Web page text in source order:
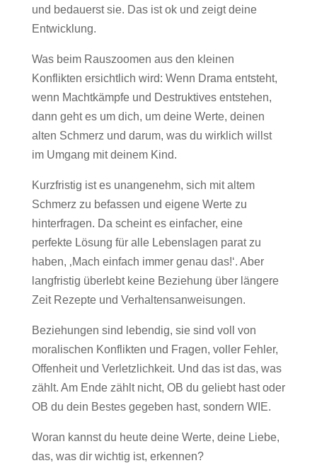
und bedauerst sie. Das ist ok und zeigt deine
Entwicklung.
Was beim Rauszoomen aus den kleinen
Konflikten ersichtlich wird: Wenn Drama entsteht,
wenn Machtkämpfe und Destruktives entstehen,
dann geht es um dich, um deine Werte, deinen
alten Schmerz und darum, was du wirklich willst
im Umgang mit deinem Kind.
Kurzfristig ist es unangenehm, sich mit altem
Schmerz zu befassen und eigene Werte zu
hinterfragen. Da scheint es einfacher, eine
perfekte Lösung für alle Lebenslagen parat zu
haben, ‚Mach einfach immer genau das!‘. Aber
langfristig überlebt keine Beziehung über längere
Zeit Rezepte und Verhaltensanweisungen.
Beziehungen sind lebendig, sie sind voll von
moralischen Konflikten und Fragen, voller Fehler,
Offenheit und Verletzlichkeit. Und das ist das, was
zählt. Am Ende zählt nicht, OB du geliebt hast oder
OB du dein Bestes gegeben hast, sondern WIE.
Woran kannst du heute deine Werte, deine Liebe,
das, was dir wichtig ist, erkennen?